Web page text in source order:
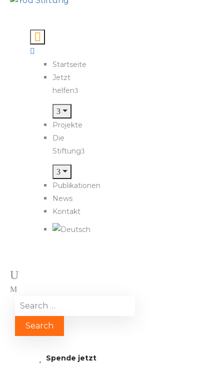
Startseite
Jetzt
helfen
Projekte
Die
Stiftung
Publikationen
News
Kontakt
Spende jetzt